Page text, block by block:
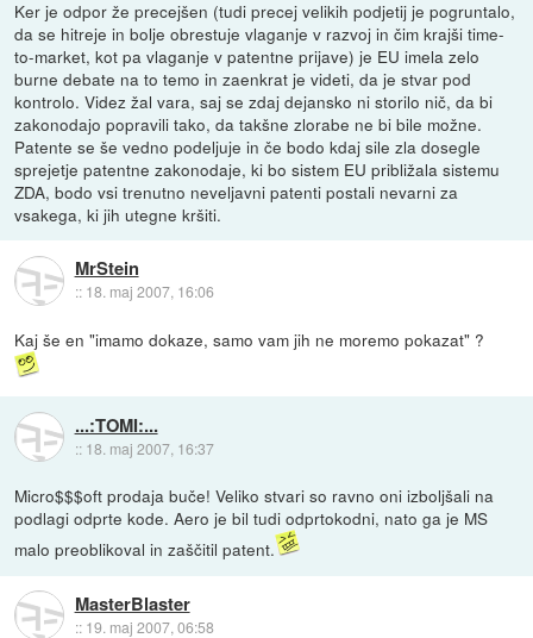
Ker je odpor že precejšen (tudi precej velikih podjetij je pogruntalo,
da se hitreje in bolje obrestuje vlaganje v razvoj in čim krajši time-
to-market, kot pa vlaganje v patentne prijave) je EU imela zelo
burne debate na to temo in zaenkrat je videti, da je stvar pod
kontrolo. Videz žal vara, saj se zdaj dejansko ni storilo nič, da bi
zakonodajo popravili tako, da takšne zlorabe ne bi bile možne.
Patente se še vedno podeljuje in če bodo kdaj sile zla dosegle
sprejetje patentne zakonodaje, ki bo sistem EU približala sistemu
ZDA, bodo vsi trenutno neveljavni patenti postali nevarni za
vsakega, ki jih utegne kršiti.
MrStein
:: 18. maj 2007, 16:06
Kaj še en "imamo dokaze, samo vam jih ne moremo pokazat" ?
...:TOMI:...
:: 18. maj 2007, 16:37
Micro$$$oft prodaja buče! Veliko stvari so ravno oni izboljšali na
podlagi odprte kode. Aero je bil tudi odprtokodni, nato ga je MS
malo preoblikoval in zaščitil patent.
MasterBlaster
:: 19. maj 2007, 06:58